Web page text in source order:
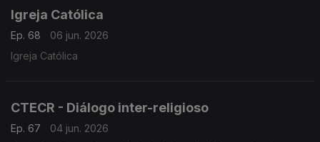
Igreja Católica
Ep. 68
06 jun. 2026
Igreja Católica
CTECR - Diálogo inter-religioso
Ep. 67
04 jun. 2026